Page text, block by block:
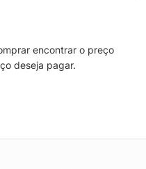
encontrar o preço
deseja pagar.